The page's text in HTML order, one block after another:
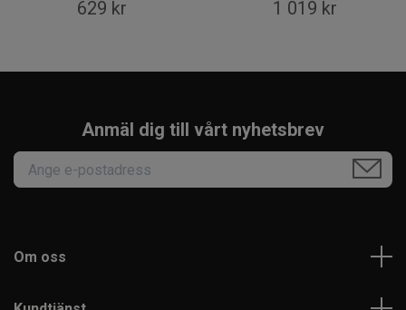
629 kr 1 019 kr
Anmäl dig till vårt nyhetsbrev
Om oss